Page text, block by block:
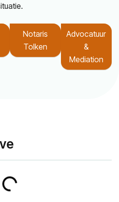
Notaris
Tolken
Advocatuur
&
Mediation